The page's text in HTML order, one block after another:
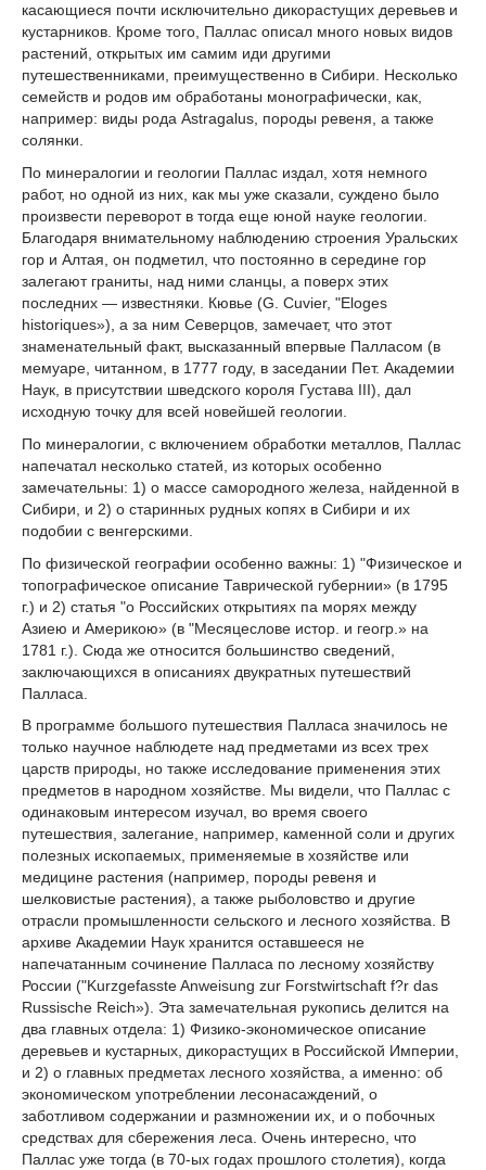
касающиеся почти исключительно дикорастущих деревьев и
кустарников. Кроме того, Паллас описал много новых видов
растений, открытых им самим иди другими
путешественниками, преимущественно в Сибири. Несколько
семейств и родов им обработаны монографически, как,
например: виды рода Astragalus, породы ревеня, а также
солянки.
По минералогии и геологии Паллас издал, хотя немного
работ, но одной из них, как мы уже сказали, суждено было
произвести переворот в тогда еще юной науке геологии.
Благодаря внимательному наблюдению строения Уральских
гор и Алтая, он подметил, что постоянно в середине гор
залегают граниты, над ними сланцы, а поверх этих
последних — известняки. Кювье (G. Cuvier, "Eloges
historiques»), а за ним Северцов, замечает, что этот
знаменательный факт, высказанный впервые Палласом (в
мемуаре, читанном, в 1777 году, в заседании Пет. Академии
Наук, в присутствии шведского короля Густава III), дал
исходную точку для всей новейшей геологии.
По минералогии, с включением обработки металлов, Паллас
напечатал несколько статей, из которых особенно
замечательны: 1) о массе самородного железа, найденной в
Сибири, и 2) о старинных рудных копях в Сибири и их
подобии с венгерскими.
По физической географии особенно важны: 1) "Физическое и
топографическое описание Таврической губернии» (в 1795
г.) и 2) статья "о Российских открытиях па морях между
Азиею и Америкою» (в "Месяцеслове истор. и геогр.» на
1781 г.). Сюда же относится большинство сведений,
заключающихся в описаниях двукратных путешествий
Палласа.
В программе большого путешествия Палласа значилось не
только научное наблюдете над предметами из всех трех
царств природы, но также исследование применения этих
предметов в народном хозяйстве. Мы видели, что Паллас с
одинаковым интересом изучал, во время своего
путешествия, залегание, например, каменной соли и других
полезных ископаемых, применяемые в хозяйстве или
медицине растения (например, породы ревеня и
шелковистые растения), а также рыболовство и другие
отрасли промышленности сельского и лесного хозяйства. В
архиве Академии Наук хранится оставшееся не
напечатанным сочинение Палласа по лесному хозяйству
России ("Kurzgefasste Anweisung zur Forstwirtschaft f?r das
Russische Reich»). Эта замечательная рукопись делится на
два главных отдела: 1) Физико-экономическое описание
деревьев и кустарных, дикорастущих в Российской Империи,
и 2) о главных предметах лесного хозяйства, а именно: об
экономическом употреблении лесонасаждений, о
заботливом содержании и размножении их, и о побочных
средствах для сбережения леса. Очень интересно, что
Паллас уже тогда (в 70-ых годах прошлого столетия), когда